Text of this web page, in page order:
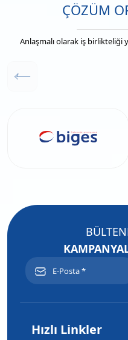
ÇÖZÜM
Anlaşmalı olarak iş birlikteliği
Hızlı Linkler